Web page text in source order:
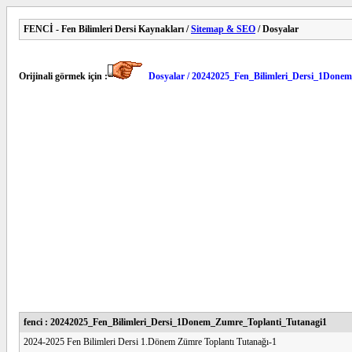
FENCİ - Fen Bilimleri Dersi Kaynakları /Sitemap & SEO / Dosyalar
Orijinali görmek için : Dosyalar /
fenci : 20242025_Fen_Bilimleri_Dersi_1Donem_Zumre_Toplanti_Tutanagi1
2024-2025 Fen Bilimleri Dersi 1.Dönem Zümre Toplantı Tutanağı-1